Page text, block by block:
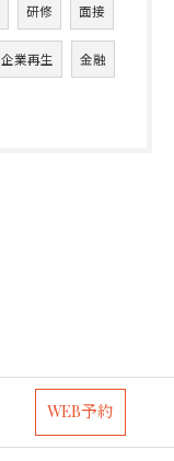
研修 面接
企業再生 金融
WEB予約